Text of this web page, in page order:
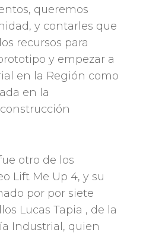
queremos
y contarles que
recursos para
y empezar a
en la Región como
en la
otro de los
Lift Me Up 4, y su
por por siete
Lucas Tapia , de la
Industrial, quien